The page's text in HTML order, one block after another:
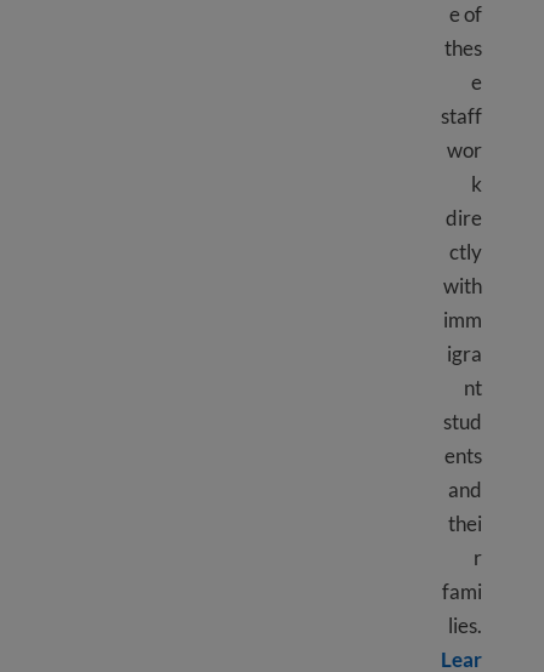
e of
thes
e
staff
wor
k
dire
ctly
with
imm
igra
nt
stud
ents
and
thei
r
fami
lies.
Lear